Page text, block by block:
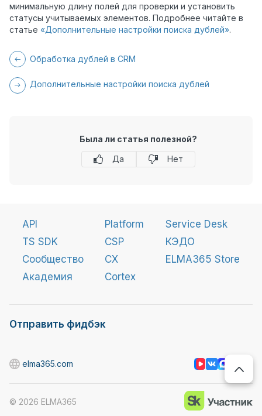
минимальную длину полей для проверки и установить
статусы учитываемых элементов. Подробнее читайте в
статье «Дополнительные настройки поиска дублей».
Обработка дублей в CRM
Дополнительные настройки поиска дублей
Была ли статья полезной?
Да
Нет
API
TS SDK
Сообщество
Академия
Platform
CSP
CX
Cortex
Service Desk
КЭДО
ELMA365 Store
Отправить фидбэк
© 2026 ELMA365
elma365.com